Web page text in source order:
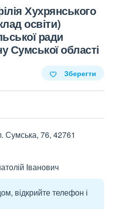
Хухрянського
освіти)
ради
Сумської області
Зберегти
Сумська, 76, 42761
Іванович
відкрийте телефон і